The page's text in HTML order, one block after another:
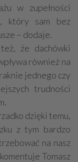
w zupełności
który sam bez
– dodaje.
że dachówki
również na
jednego czy
trudności
dzięki temu,
z tym bardzo
na nasz
Tomasz